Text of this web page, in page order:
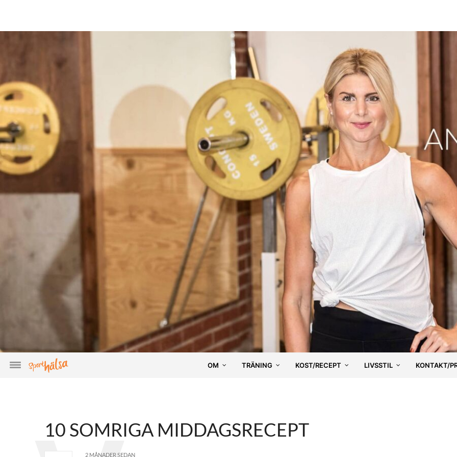
OM TRÄNING KOST/RECEPT LIVSSTIL KONTAKT/
10 SOMRIGA MIDDAGSRECEPT
2 MÅNADER SEDAN